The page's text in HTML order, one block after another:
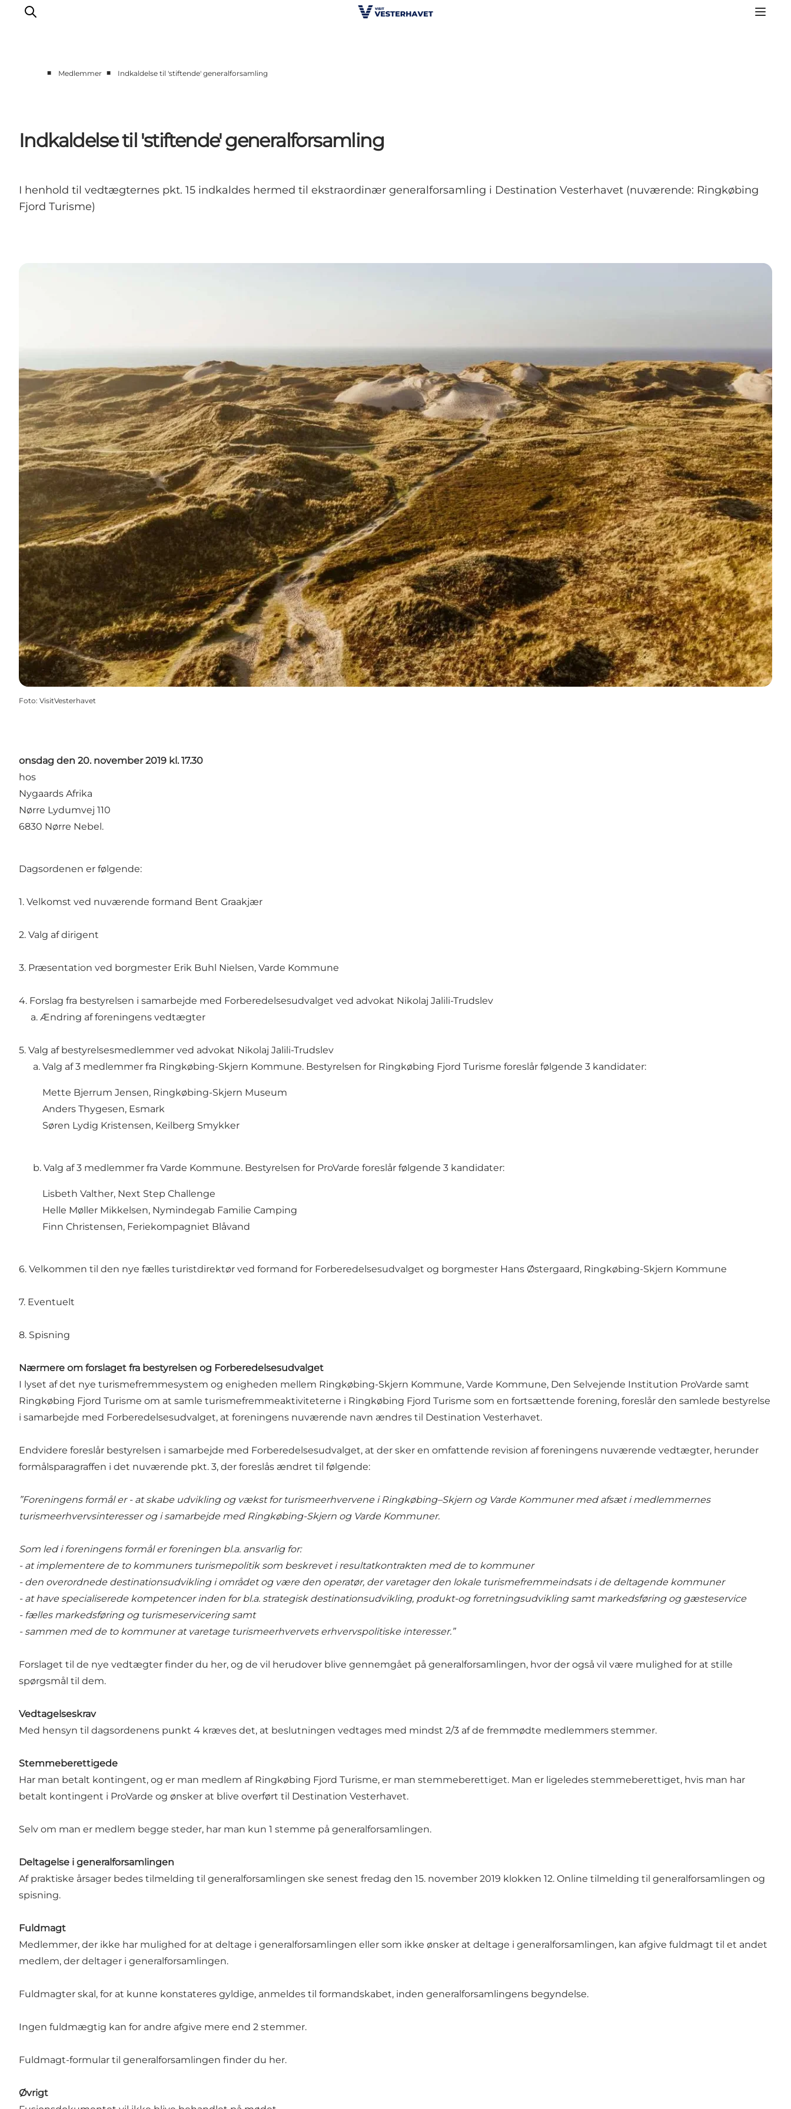
Projekter
Medlemskab
Om os
■ Medlemmer ■ Indkaldelse til 'stiftende' generalforsamling
Indkaldelse til 'stiftende' generalforsamling
I henhold til vedtægternes pkt. 15 indkaldes hermed til ekstraordinær generalforsamling i Destination Vesterhavet (nuværende: Ringkøbing
Fjord Turisme)
Foto: VisitVesterhavet
onsdag den 20. november 2019 kl. 17.30
hos
Nygaards Afrika
Nørre Lydumvej 110
6830 Nørre Nebel.
Dagsordenen er følgende:
1. Velkomst ved nuværende formand Bent Graakjær
2. Valg af dirigent
3. Præsentation ved borgmester Erik Buhl Nielsen, Varde Kommune
4. Forslag fra bestyrelsen i samarbejde med Forberedelsesudvalget ved advokat Nikolaj Jalili-Trudslev
a. Ændring af foreningens vedtægter
5. Valg af bestyrelsesmedlemmer ved advokat Nikolaj Jalili-Trudslev
a. Valg af 3 medlemmer fra Ringkøbing-Skjern Kommune. Bestyrelsen for Ringkøbing Fjord Turisme foreslår følgende 3 kandidater:
Mette Bjerrum Jensen, Ringkøbing-Skjern Museum
Anders Thygesen, Esmark
Søren Lydig Kristensen, Keilberg Smykker
b. Valg af 3 medlemmer fra Varde Kommune. Bestyrelsen for ProVarde foreslår følgende 3 kandidater:
Lisbeth Valther, Next Step Challenge
Helle Møller Mikkelsen, Nymindegab Familie Camping
Finn Christensen, Feriekompagniet Blåvand
6. Velkommen til den nye fælles turistdirektør ved formand for Forberedelsesudvalget og borgmester Hans Østergaard, Ringkøbing-Skjern Kommune
7. Eventuelt
8. Spisning
Nærmere om forslaget fra bestyrelsen og Forberedelsesudvalget
I lyset af det nye turismefremmesystem og enigheden mellem Ringkøbing-Skjern Kommune, Varde Kommune, Den Selvejende Institution ProVarde samt
Ringkøbing Fjord Turisme om at samle turismefremmeaktiviteterne i Ringkøbing Fjord Turisme som en fortsættende forening, foreslår den samlede bestyrelse
i samarbejde med Forberedelsesudvalget, at foreningens nuværende navn ændres til Destination Vesterhavet.
Endvidere foreslår bestyrelsen i samarbejde med Forberedelsesudvalget, at der sker en omfattende revision af foreningens nuværende vedtægter, herunder
formålsparagraffen i det nuværende pkt. 3, der foreslås ændret til følgende:
”Foreningens formål er - at skabe udvikling og vækst for turismeerhvervene i Ringkøbing–Skjern og Varde Kommuner med afsæt i medlemmernes
turismeerhvervsinteresser og i samarbejde med Ringkøbing-Skjern og Varde Kommuner.
Som led i foreningens formål er foreningen bl.a. ansvarlig for:
- at implementere de to kommuners turismepolitik som beskrevet i resultatkontrakten med de to kommuner
- den overordnede destinationsudvikling i området og være den operatør, der varetager den lokale turismefremmeindsats i de deltagende kommuner
- at have specialiserede kompetencer inden for bl.a. strategisk destinationsudvikling, produkt-og forretningsudvikling samt markedsføring og gæsteservice
- fælles markedsføring og turismeservicering samt
- sammen med de to kommuner at varetage turismeerhvervets erhvervspolitiske interesser.”
Forslaget til de nye vedtægter finder du her, og de vil herudover blive gennemgået på generalforsamlingen, hvor der også vil være mulighed for at stille
spørgsmål til dem.
Vedtagelseskrav
Med hensyn til dagsordenens punkt 4 kræves det, at beslutningen vedtages med mindst 2/3 af de fremmødte medlemmers stemmer.
Stemmeberettigede
Har man betalt kontingent, og er man medlem af Ringkøbing Fjord Turisme, er man stemmeberettiget. Man er ligeledes stemmeberettiget, hvis man har
betalt kontingent i ProVarde og ønsker at blive overført til Destination Vesterhavet.
Selv om man er medlem begge steder, har man kun 1 stemme på generalforsamlingen.
Deltagelse i generalforsamlingen
Af praktiske årsager bedes tilmelding til generalforsamlingen ske senest fredag den 15. november 2019 klokken 12. Online tilmelding til generalforsamlingen og
spisning.
Fuldmagt
Medlemmer, der ikke har mulighed for at deltage i generalforsamlingen eller som ikke ønsker at deltage i generalforsamlingen, kan afgive fuldmagt til et andet
medlem, der deltager i generalforsamlingen.
Fuldmagter skal, for at kunne konstateres gyldige, anmeldes til formandskabet, inden generalforsamlingens begyndelse.
Ingen fuldmægtig kan for andre afgive mere end 2 stemmer.
Fuldmagt-formular til generalforsamlingen finder du her.
Øvrigt